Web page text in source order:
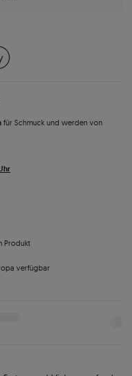
für Schmuck und werden von
Produkt
verfügbar